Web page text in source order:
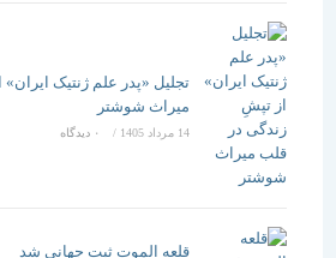
تجلیل «پدر علم ژنتیک ایران» از
میراث شوشتر
14 مرداد 1405 / ۰ دیدگاه
قلعه الموت ثبت جهانی شد